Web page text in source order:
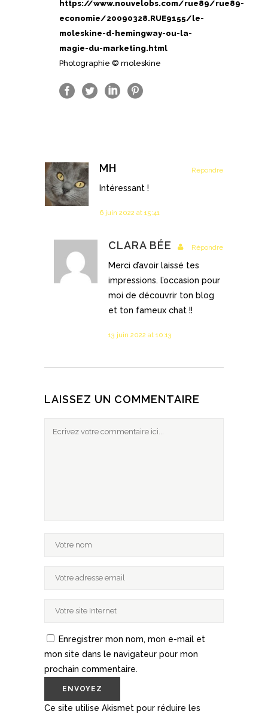
https://www.nouvelobs.com/rue89/rue89-
economie/20090328.RUE9155/le-
moleskine-d-hemingway-ou-la-
magie-du-marketing.html
Photographie © moleskine
MH Répondre
Intéressant !
6 juin 2022 at 15:41
CLARA BÉE Répondre
Merci d’avoir laissé tes
impressions. l’occasion pour
moi de découvrir ton blog
et ton fameux chat !!
13 juin 2022 at 10:13
LAISSEZ UN COMMENTAIRE
Enregistrer mon nom, mon e-mail et
mon site dans le navigateur pour mon
prochain commentaire.
Ce site utilise Akismet pour réduire les